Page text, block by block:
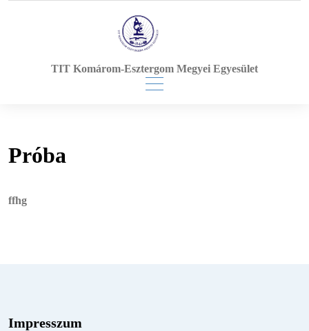
TIT Komárom-Esztergom Megyei Egyesület
Próba
ffhg
Impresszum